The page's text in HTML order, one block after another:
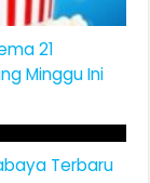
21
Minggu Ini
Terbaru